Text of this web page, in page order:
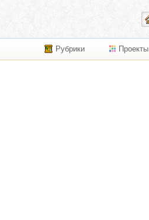
Рубрики Проекты